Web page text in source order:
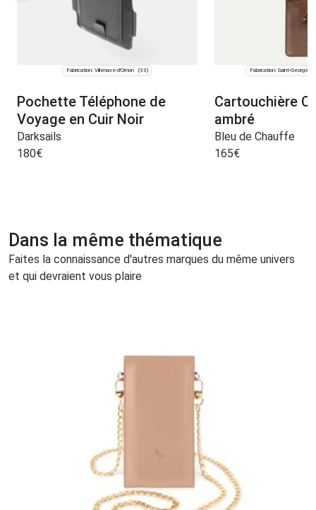
Fabrication: Villenave-d'Ornon (33)
Pochette Téléphone de
Voyage en Cuir Noir
Darksails
180€
Fabrication: Saint-
Cartouchière
ambré
Bleu de Chauffe
165€
Dans la même thématique
Faites la connaissance d'autres marques du même univers
et qui devraient vous plaire